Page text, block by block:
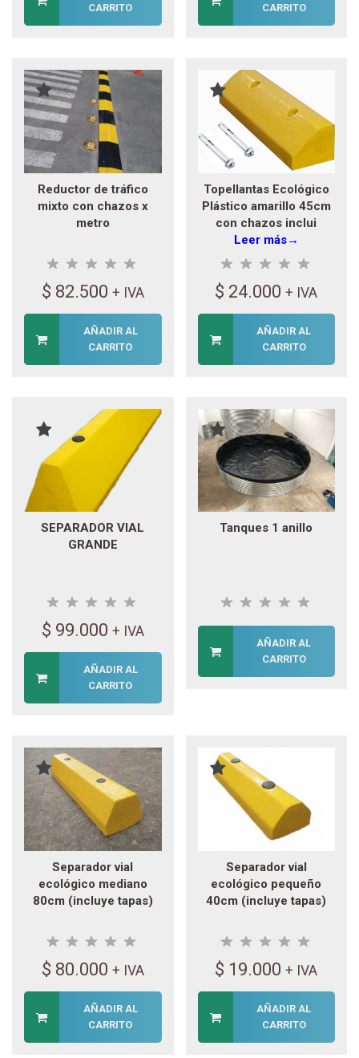
CARRITO
CARRITO
Reductor de tráfico
mixto con chazos x
metro
$ 82.500 + IVA
AÑADIR AL
CARRITO
Topellantas Ecológico
Plástico amarillo 45cm
con chazos inclui
Leer más→
$ 24.000 + IVA
AÑADIR AL
CARRITO
SEPARADOR VIAL
GRANDE
$ 99.000 + IVA
AÑADIR AL
CARRITO
Tanques 1 anillo
AÑADIR AL
CARRITO
Separador vial
ecológico mediano
80cm (incluye tapas)
$ 80.000 + IVA
AÑADIR AL
CARRITO
Separador vial
ecológico pequeño
40cm (incluye tapas)
$ 19.000 + IVA
AÑADIR AL
CARRITO